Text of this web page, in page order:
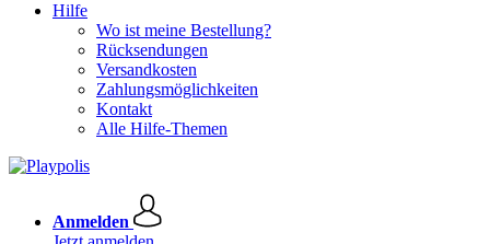
Hilfe
Wo ist meine Bestellung?
Rücksendungen
Versandkosten
Zahlungsmöglichkeiten
Kontakt
Alle Hilfe-Themen
Anmelden